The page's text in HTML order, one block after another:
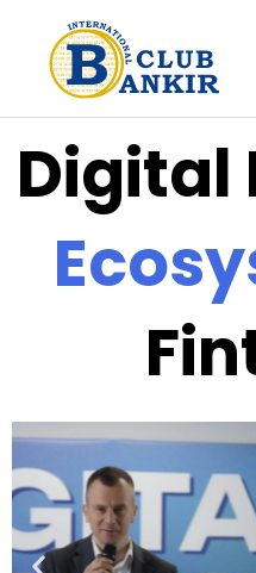
Digital